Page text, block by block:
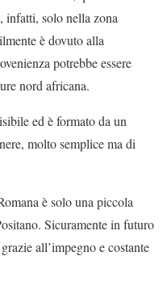
infatti, solo nella zona
è dovuto alla
potrebbe essere
nord africana.
ed è formato da un
molto semplice ma di
è solo una piccola
Sicuramente in futuro
all’impegno e costante